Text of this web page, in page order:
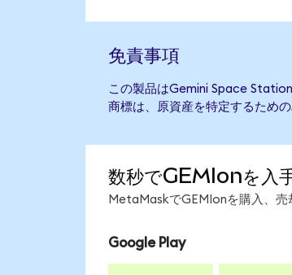
免責事項
この製品はGemini Space
商標は、原資産を特定するための
数秒でGEMIonを入
MetaMaskでGEMIonを購入、売
Google Play